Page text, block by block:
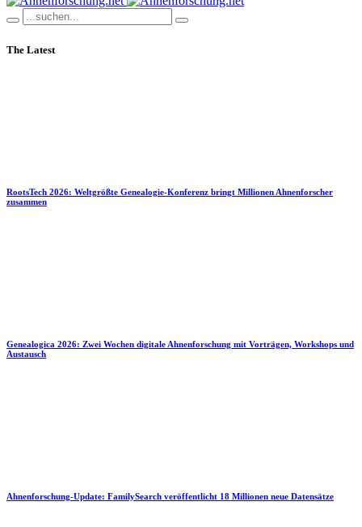
The Latest
RootsTech 2026: Weltgrößte Genealogie-Konferenz bringt Millionen Ahnenforscher
zusammen
Genealogica 2026: Zwei Wochen digitale Ahnenforschung mit Vorträgen, Workshops und
Austausch
Ahnenforschung-Update: FamilySearch veröffentlicht 18 Millionen neue Datensätze